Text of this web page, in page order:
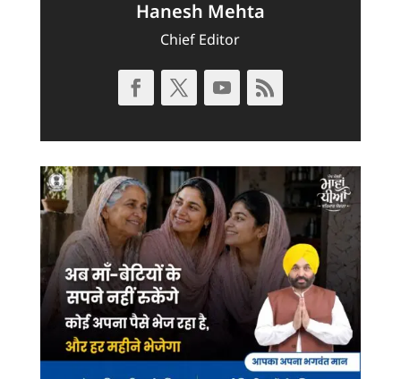
Hanesh Mehta
Chief Editor